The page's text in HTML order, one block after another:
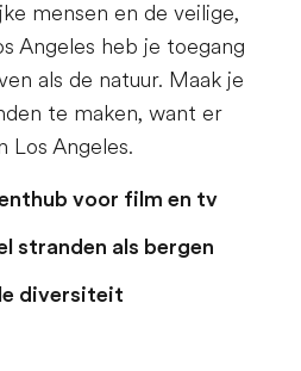
mensen en de veilige,
Angeles heb je toegang
als de natuur. Maak je
te maken, want er
Los Angeles.
voor film en tv
stranden als bergen
diversiteit